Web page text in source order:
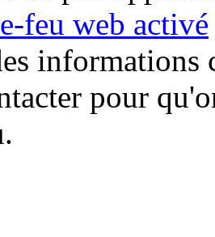
feu web activé
informations
pour